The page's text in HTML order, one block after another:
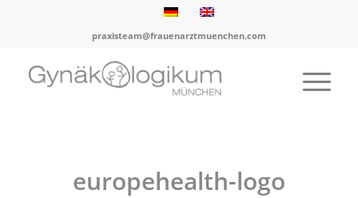
praxisteam@frauenarztmuenchen.com
europehealth-logo